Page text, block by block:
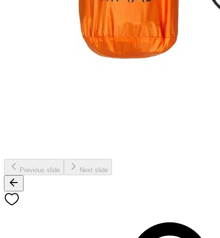
Previous slide Next slide